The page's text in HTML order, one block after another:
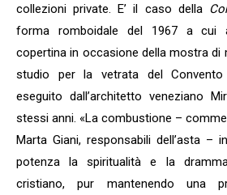
collezioni private. E’ il caso della
forma romboidale del 1967 a cui
copertina in occasione della mostra
studio per la vetrata del
eseguito dall’architetto veneziano
stessi anni. «La combustione –
Marta Giani, responsabili dell’asta –
potenza la spiritualità e la
cristiano, pur mantenendo una